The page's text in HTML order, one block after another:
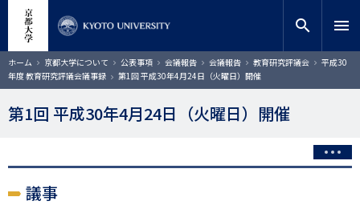
コ
ン
テ
ン
ツ
動
サイト内検索
検索
search menu
ホーム 京都大学について 公表事項 会議報告 会議報告 教育研究評議会
平成30
年度 教育研究評議会議事録
第1回 平成30年4月24日（火曜日）開催
第1回 平成30年4月24日（火曜日）開催
議事